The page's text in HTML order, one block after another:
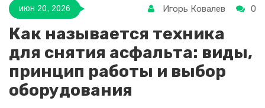
июн 20, 2026 Игорь Ковалев 0
Как называется техника
для снятия асфальта: виды,
принцип работы и выбор
оборудования